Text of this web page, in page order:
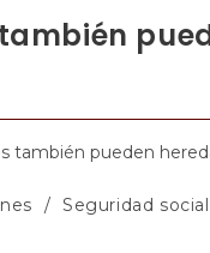
/ Seguridad social